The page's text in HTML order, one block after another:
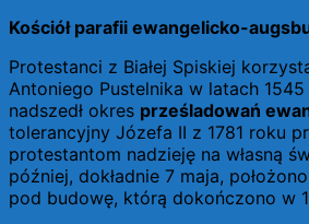
Kościół parafii ewangelicko-
Protestanci z Białej Spiskiej
Antoniego Pustelnika w latach 1545
nadszedł okres prześladowań
tolerancyjny Józefa II z 1781 roku
protestantom nadzieję na własną
później, dokładnie 7 maja,
pod budowę, którą dokończono w